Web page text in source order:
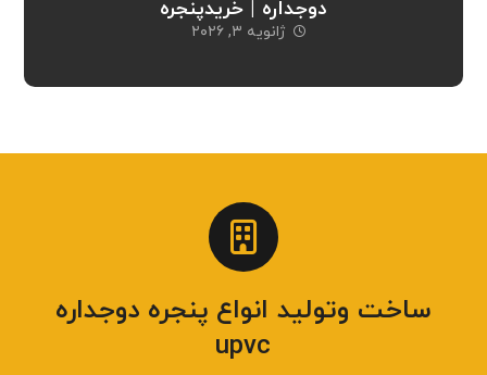
دوجداره | خریدپنجره
ژانویه ۳, ۲۰۲۶
ساخت وتولید انواع پنجره دوجداره
upvc